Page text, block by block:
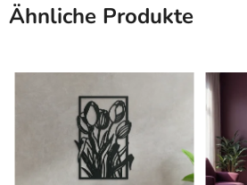
Ähnliche Produkte